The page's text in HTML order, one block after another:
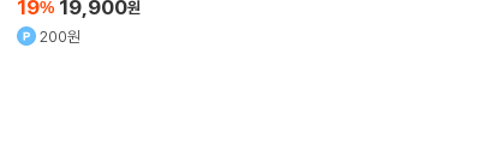
19% 19,900원
200원